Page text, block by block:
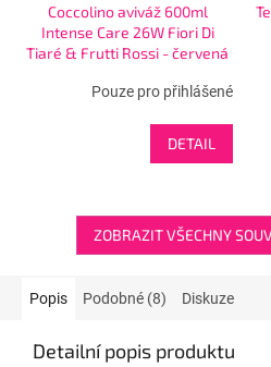
Coccolino aviváž 600ml
Intense Care 26W Fiori Di
Tiaré & Frutti Rossi - červená
Pouze pro přihlášené
DETAIL
ZOBRAZIT VŠECHNY
Popis Podobné (8) Diskuze
Detailní popis produktu